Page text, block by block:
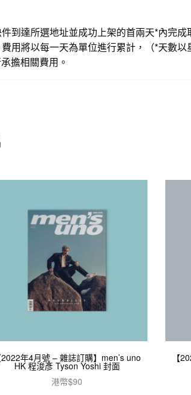
到達所選地址並成功上架的首兩天*內完成
用將以每一天為單位進行累計，（*天數以
擔相關費用。
2022年4月號 – 雜誌訂購】men’s uno
HK 程浚彥 Tyson Yoshi 封面
港幣$90
【